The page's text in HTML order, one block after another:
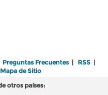
Preguntas Frecuentes | RSS |
Mapa de Sitio
otros países: